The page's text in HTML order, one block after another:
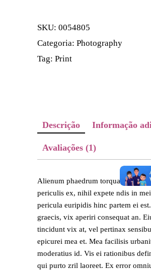
SKU: 0054805
Categoria: Photography
Tag: Print
Descrição Informação
Avaliações (1)
Alienum phaedrum torquatos nec
periculis ex, nihil expete ndis in
pericula euripidis hinc partem ei
graecis, vix aperiri consequat an.
tincidunt vix at, vel pertinax
epicurei mea et. Mea facilisis
moderatius id. Vis ei rationibus
qui purto zril laoreet. Ex error